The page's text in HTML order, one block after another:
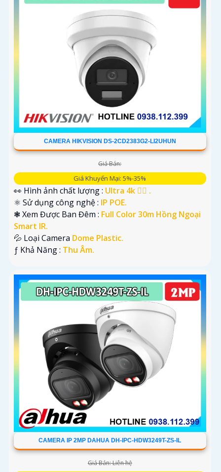
CAMERA HIKVISION DS-2CD2383G2-LI2UHUN
Giá Bán:
Giá Khuyến Mại: 5%-35%
👀 Hình ảnh chất lượng : Ultra 4k 👍🏾 .
⚛️ Sử dụng công nghệ : IP POE.
❃ Xem Được Ban Đêm : Full Color 30m Hồng Ngoại
Smart IR.
💦 Loại Camera Dome Plastic.
️ƒ Khả Năng : Thu Âm.
CAMERA IP 2MP DAHUA DH-IPC-HDW3249T-ZS-IL
Giá Bán: Liên hệ